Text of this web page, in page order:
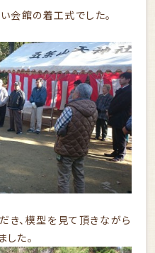
館の着工式でした。
き、模型を見て頂きながら
た。